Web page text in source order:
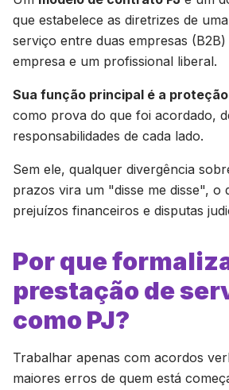
que estabelece as diretrizes de
serviço entre duas empresas
empresa e um profissional liberal.
Sua função principal é a
como prova do que foi acordado,
responsabilidades de cada lado.
Sem ele, qualquer divergência
prazos vira um "disse me disse", o
prejuízos financeiros e disputas
Por que
prestação de
como PJ?
Trabalhar apenas com acordos
maiores erros de quem está